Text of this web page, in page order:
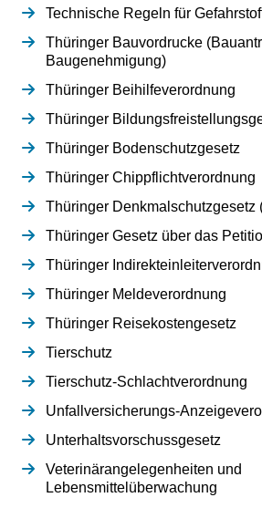
Technische Regeln für
Thüringer Bauvordrucke
Baugenehmigung)
Thüringer Beihilfeverordnung
Thüringer
Thüringer Bodenschutzgesetz
Thüringer Chippflichtverordnung
Thüringer Denkmalschutzgesetz
Thüringer Gesetz über das
Thüringer
Thüringer Meldeverordnung
Thüringer Reisekostengesetz
Tierschutz
Tierschutz-Schlachtverordnung
Unfallversicherungs-
Unterhaltsvorschussgesetz
Veterinärangelegenheiten und
Lebensmittelüberwachung